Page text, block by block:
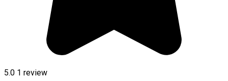
5.0 1 review